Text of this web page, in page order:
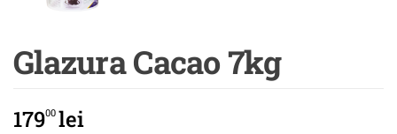
Glazura Cacao 7kg
17900 lei